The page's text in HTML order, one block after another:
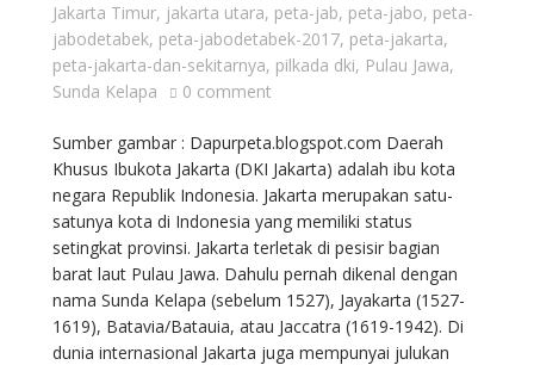
Jakarta Timur, jakarta utara, peta-jab, peta-jabo, peta-
jabodetabek, peta-jabodetabek-2017, peta-jakarta,
peta-jakarta-dan-sekitarnya, pilkada dki, Pulau Jawa,
Sunda Kelapa
0 comment
Sumber gambar : Dapurpeta.blogspot.com Daerah
Khusus Ibukota Jakarta (DKI Jakarta) adalah ibu kota
negara Republik Indonesia. Jakarta merupakan satu-
satunya kota di Indonesia yang memiliki status
setingkat provinsi. Jakarta terletak di pesisir bagian
barat laut Pulau Jawa. Dahulu pernah dikenal dengan
nama Sunda Kelapa (sebelum 1527), Jayakarta (1527-
1619), Batavia/Batauia, atau Jaccatra (1619-1942). Di
dunia internasional Jakarta juga mempunyai julukan